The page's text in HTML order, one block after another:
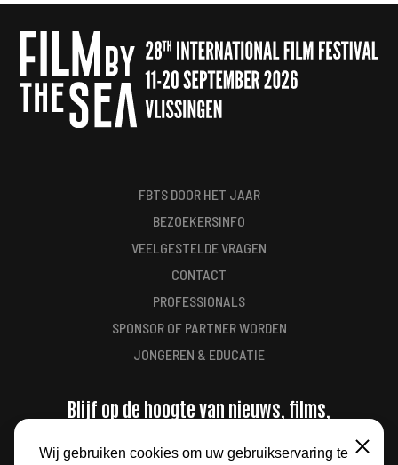
FBTS DOOR HET JAAR
BEZOEKERSINFO
VEELGESTELDE VRAGEN
CONTACT
PROFESSIONALS
SPONSOR OF PARTNER WORDEN
JONGEREN & EDUCATIE
Blijf op de hoogte van nieuws, films,
Wij gebruiken cookies om uw gebruikservaring te